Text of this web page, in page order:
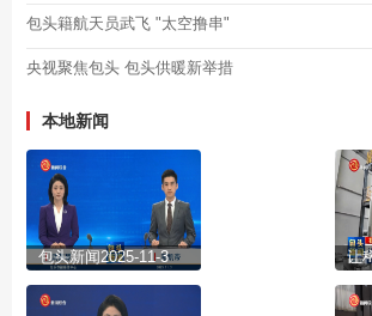
包头籍航天员武飞 "太空撸串"
央视聚焦包头 包头供暖新举措
本地新闻
包头新闻2025-11-3